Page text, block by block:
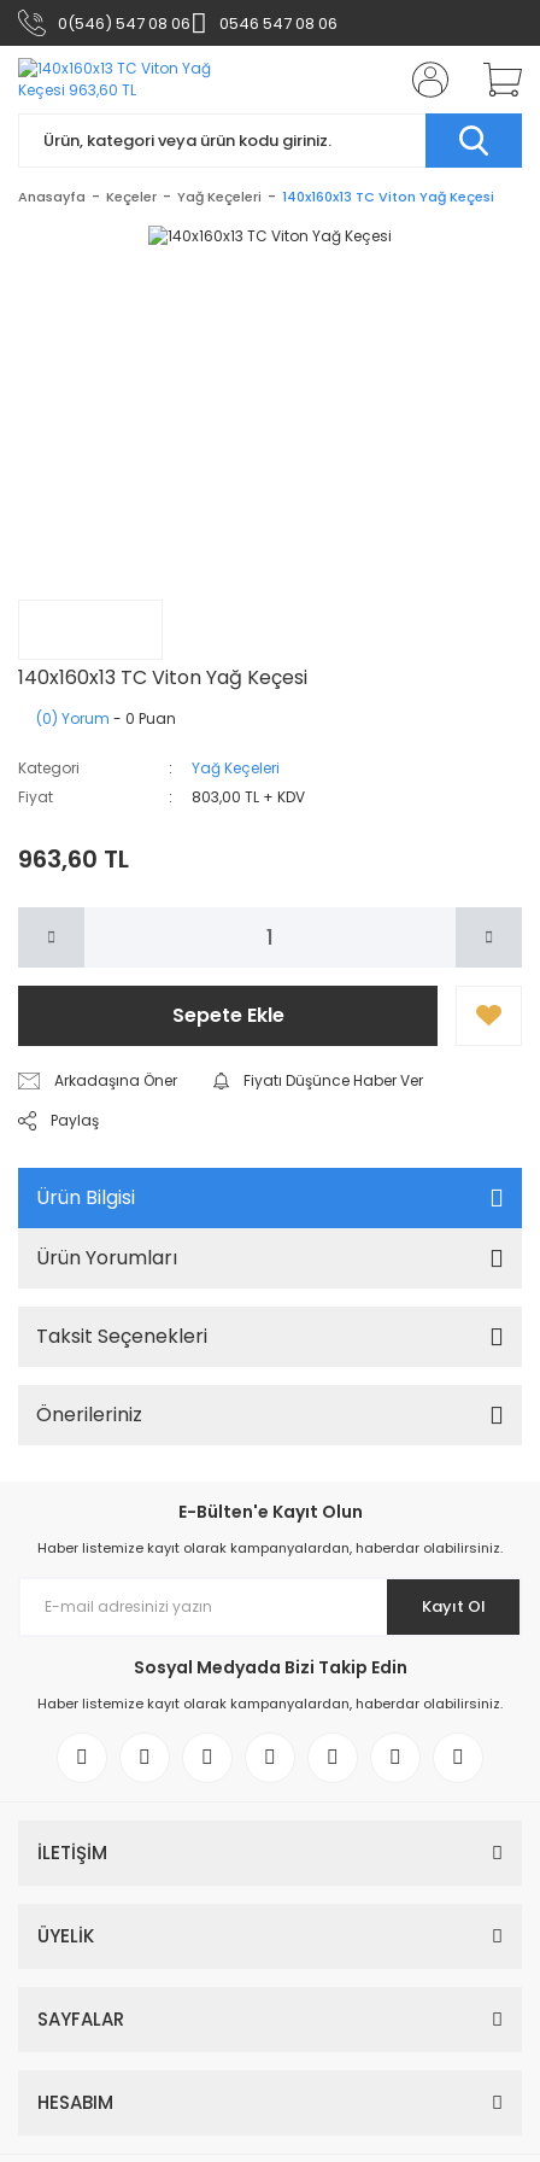
0(546) 547 08 06 0546 547 08 06
Anasayfa Keçeler Yağ Keçeleri 140x160x13 TC Viton Yağ Keçesi
140x160x13 TC Viton Yağ Keçesi
(0) Yorum - 0 Puan
Kategori
Yağ Keçeleri
Fiyat
803,00 TL + KDV
963,60 TL
Sepete Ekle
Arkadaşına Öner
Fiyatı Düşünce Haber Ver
Paylaş
Ürün Bilgisi
Ürün Yorumları
Taksit Seçenekleri
Önerileriniz
E-Bülten'e Kayıt Olun
Haber listemize kayıt olarak kampanyalardan, haberdar olabilirsiniz.
Kayıt Ol
Sosyal Medyada Bizi Takip Edin
Haber listemize kayıt olarak kampanyalardan, haberdar olabilirsiniz.
İLETİŞİM
ÜYELİK
SAYFALAR
HESABIM